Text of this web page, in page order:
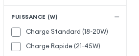
PUISSANCE (W)
Charge Standard (18~20W)
Charge Rapide (21~45W)